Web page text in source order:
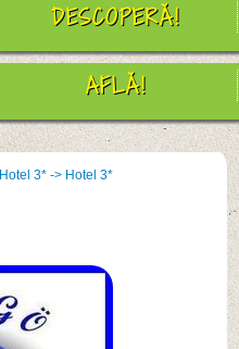
DESCOPERĂ!
AFLĂ!
Hotel 3*-> Hotel 3*